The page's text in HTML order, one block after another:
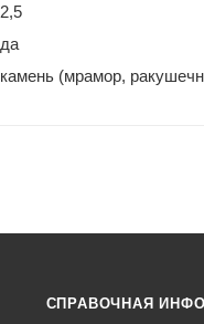
2,5
да
камень (мрамор,
СПРАВОЧНАЯ